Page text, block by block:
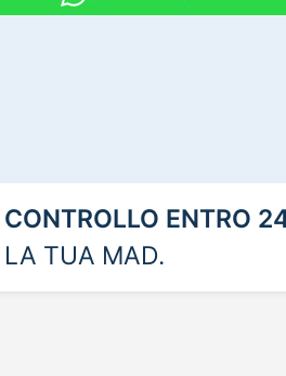
CONTROLLO ENTRO
LA TUA MAD.